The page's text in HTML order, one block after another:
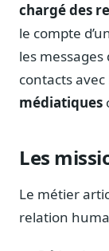
Fiches
Parcours,
Registre
Cabinets,
Affaires
chargé des
le compte
les
contacts
médiatiques
Les
Le métier
relation